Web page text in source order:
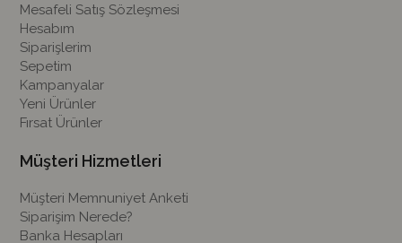
Mesafeli Satış Sözleşmesi
Hesabım
Siparişlerim
Sepetim
Kampanyalar
Yeni Ürünler
Fırsat Ürünler
Müşteri Hizmetleri
Müşteri Memnuniyet Anketi
Siparişim Nerede?
Banka Hesapları